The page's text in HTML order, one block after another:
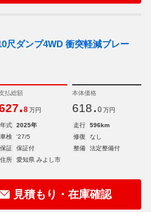
ダンプ4WD 衝突軽減ブレー
払総額
.8 万円
本体価格
618. 0 万円
年式 2025年 走行
596km
車検
'27/5 修復
なし
保証
保証付 整備
法定整備付
住所
愛知県 みよし市
見積もり・在庫確認